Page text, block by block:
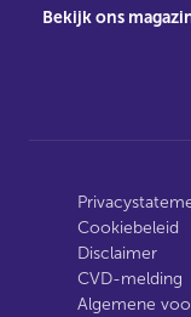
Bekijk ons
Cookiebeleid
Disclaimer
CVD-melding
Algemene